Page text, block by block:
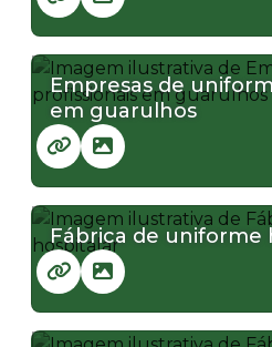
Empresas de
em guarulhos
Fábrica de uniforme